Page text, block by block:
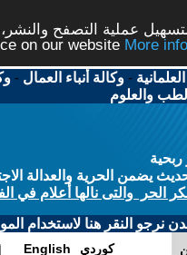
الموقع يستخدم بعض
-وكالة أنباء حقوق الإنسان-
للجميع"
الفكر والثقافة
الموقع البديل